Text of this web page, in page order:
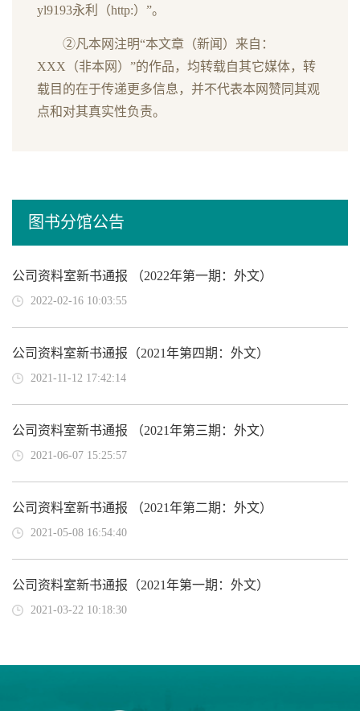
yl9193永利（http:）”。
②凡本网注明“本文章（新闻）来自：
XXX（非本网）”的作品，均转载自其它媒体，转
载目的在于传递更多信息，并不代表本网赞同其观
点和对其真实性负责。
图书分馆公告
公司资料室新书通报 （2022年第一期：外文）
2022-02-16 10:03:55
公司资料室新书通报（2021年第四期：外文）
2021-11-12 17:42:14
公司资料室新书通报 （2021年第三期：外文）
2021-06-07 15:25:57
公司资料室新书通报 （2021年第二期：外文）
2021-05-08 16:54:40
公司资料室新书通报（2021年第一期：外文）
2021-03-22 10:18:30